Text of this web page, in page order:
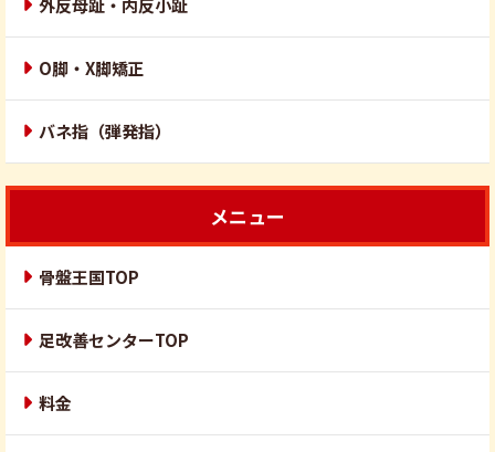
O脚・X脚矯正
バネ指（弾発指）
メニュー
骨盤王国TOP
足改善センターTOP
料金